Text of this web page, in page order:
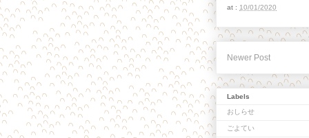
at : 10/01/2020
Newer Post
Labels
おしらせ
ごよてい